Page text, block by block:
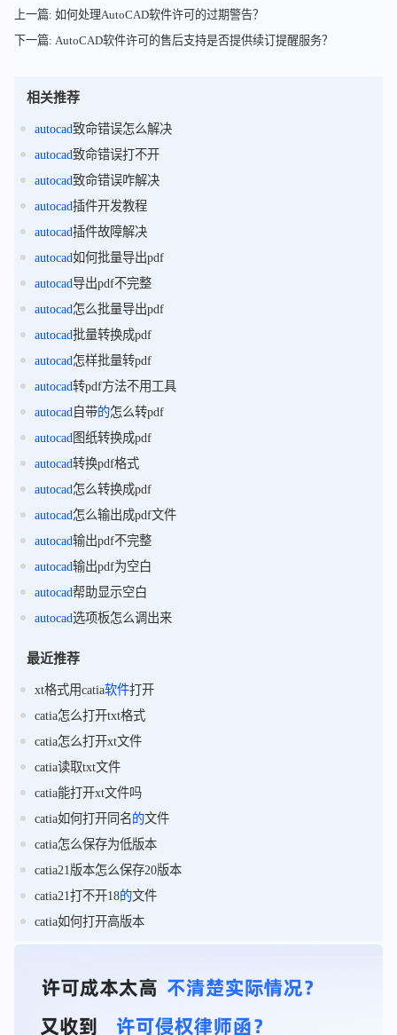
上一篇: 如何处理AutoCAD软件许可的过期警告？
下一篇: AutoCAD软件许可的售后支持是否提供续订提醒服务？
相关推荐
autocad致命错误怎么解决
autocad致命错误打不开
autocad致命错误咋解决
autocad插件开发教程
autocad插件故障解决
autocad如何批量导出pdf
autocad导出pdf不完整
autocad怎么批量导出pdf
autocad批量转换成pdf
autocad怎样批量转pdf
autocad转pdf方法不用工具
autocad 自带的怎么转pdf
autocad图纸转换成pdf
autocad转换pdf格式
autocad怎么转换成pdf
autocad怎么输出成pdf文件
autocad输出pdf不完整
autocad输出pdf为空白
autocad帮助显示空白
autocad选项板怎么调出来
最近推荐
xt格式用catia软件打开
catia怎么打开txt格式
catia怎么打开xt文件
catia读取txt文件
catia能打开xt文件吗
catia如何打开同名的文件
catia怎么保存为低版本
catia21版本怎么保存20版本
catia21打不开18的文件
catia如何打开高版本